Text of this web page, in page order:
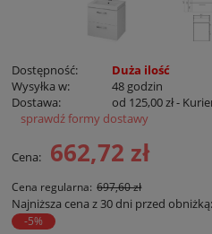
Dostępność:
Duża ilość
Wysyłka w:
48 godzin
Dostawa:
od 125,00 zł-
Cena nie zawiera ewentualnych
sprawdź formy dostawy
Cena: 662,72 zł
Cena regularna: 697,60 zł
Najniższa cena z 30 dni przed obniżką:
-5%